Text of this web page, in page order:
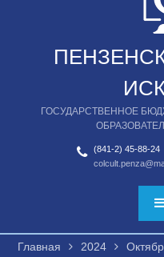
ГОСУДАРСТВЕННОЕ
(841-2) 45-88-24
Главная 2024